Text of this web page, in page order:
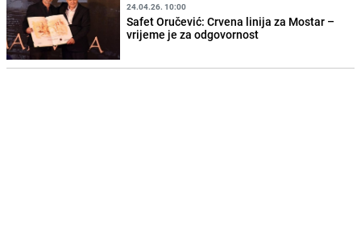
24.04.26. 10:00
Safet Oručević: Crvena linija za Mostar –
vrijeme je za odgovornost